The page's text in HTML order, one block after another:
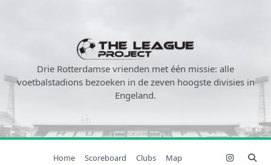
Drie Rotterdamse vrienden met één missie: alle
voetbalstadions bezoeken in de zeven hoogste divisies in
Engeland.
Home Scoreboard Clubs Map